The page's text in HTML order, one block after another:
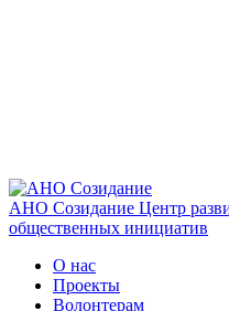
АНО Созидание Центр
общественных инициатив
О нас
Проекты
Волонтерам